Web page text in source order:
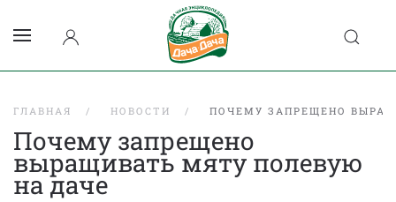
ГЛАВНАЯ НОВОСТИ ПОЧЕМУ ЗАПРЕЩЕНО
Почему запрещено
выращивать мяту полевую
на даче